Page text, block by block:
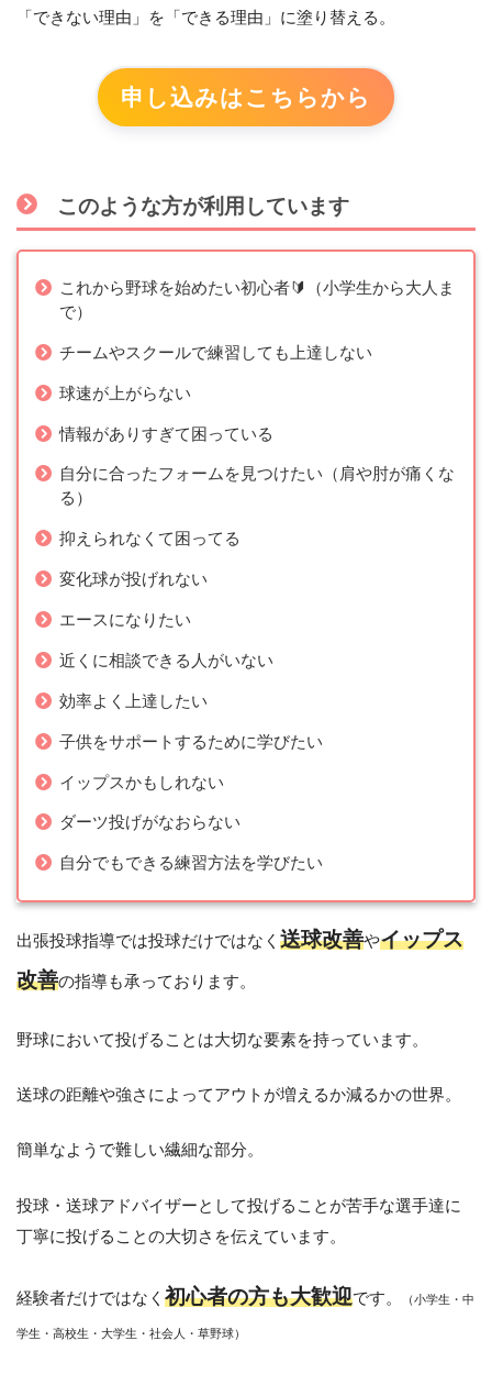
「できない理由」を「できる理由」に塗り替える。
申し込みはこちらから
このような方が利用しています
これから野球を始めたい初心者🔰（小学生から大人ま
で）
チームやスクールで練習しても上達しない
球速が上がらない
情報がありすぎて困っている
自分に合ったフォームを見つけたい（肩や肘が痛くな
る）
抑えられなくて困ってる
変化球が投げれない
エースになりたい
近くに相談できる人がいない
効率よく上達したい
子供をサポートするために学びたい
イップスかもしれない
ダーツ投げがなおらない
自分でもできる練習方法を学びたい
出張投球指導では投球だけではなく 送球改善やイップス
改善の指導も承っております。
野球において投げることは大切な要素を持っています。
送球の距離や強さによってアウトが増えるか減るかの世界。
簡単なようで難しい繊細な部分。
投球・送球アドバイザーとして投げることが苦手な選手達に
丁寧に投げることの大切さを伝えています。
経験者だけではなく 初心者の方も大歓迎です。 （小学生・中
学生・高校生・大学生・社会人・草野球）